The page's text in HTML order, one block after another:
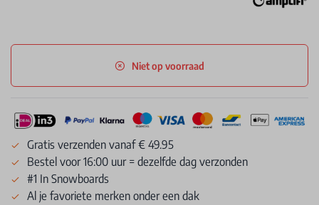
Niet op voorraad
Gratis verzenden vanaf € 49.95
Bestel voor 16:00 uur = dezelfde dag verzonden
#1 In Snowboards
Al je favoriete merken onder een dak